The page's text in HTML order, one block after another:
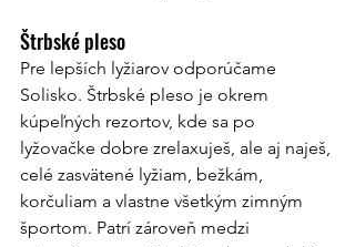
Štrbské pleso
Pre lepších lyžiarov odporúčame
Solisko. Štrbské pleso je okrem
kúpeľných rezortov, kde sa po
lyžovačke dobre zrelaxuješ, ale aj naješ,
celé zasvätené lyžiam, bežkám,
korčuliam a vlastne všetkým zimným
športom. Patrí zároveň medzi